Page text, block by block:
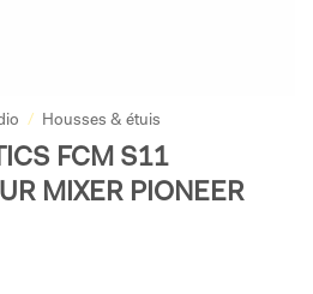
/ Housses & étuis
FCM S11
MIXER PIONEER